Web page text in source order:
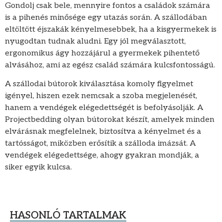
Gondolj csak bele, mennyire fontos a családok számára
is a pihenés minősége egy utazás során. A szállodában
eltöltött éjszakák kényelmesebbek, ha a kisgyermekek is
nyugodtan tudnak aludni. Egy jól megválasztott,
ergonomikus ágy hozzájárul a gyermekek pihentető
alvásához, ami az egész család számára kulcsfontosságú.
A szállodai bútorok kiválasztása komoly figyelmet
igényel, hiszen ezek nemcsak a szoba megjelenését,
hanem a vendégek elégedettségét is befolyásolják. A
Projectbedding olyan bútorokat készít, amelyek minden
elvárásnak megfelelnek, biztosítva a kényelmet és a
tartósságot, miközben erősítik a szálloda imázsát. A
vendégek elégedettsége, ahogy gyakran mondják, a
siker egyik kulcsa.
HASONLÓ TARTALMAK